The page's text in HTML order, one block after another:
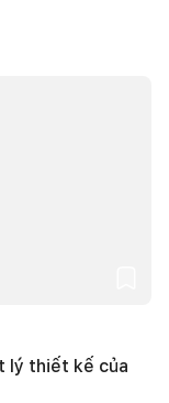
lý thiết kế của